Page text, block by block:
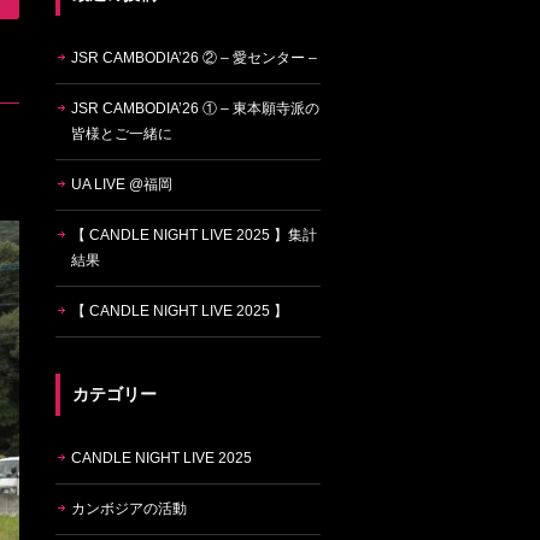
JSR CAMBODIA’26 ② – 愛センター –
JSR CAMBODIA’26 ① – 東本願寺派の
皆様とご一緒に
UA LIVE @福岡
【 CANDLE NIGHT LIVE 2025 】集計
結果
【 CANDLE NIGHT LIVE 2025 】
カテゴリー
CANDLE NIGHT LIVE 2025
カンボジアの活動